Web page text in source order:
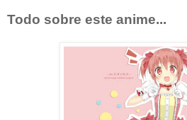
Todo sobre este anime...